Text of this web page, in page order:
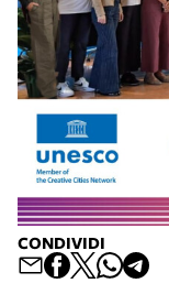
CONDIVIDI